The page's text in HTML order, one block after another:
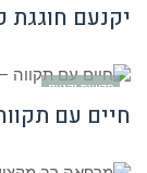
יקנעם חוגגת
חדשות יקנעם
חיים עם